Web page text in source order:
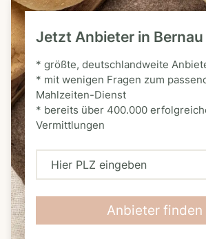
Jetzt Anbieter in
* größte, deutschlandweite
* mit wenigen Fragen zum
Mahlzeiten-Dienst
* bereits über 400.000
Vermittlungen
H
Anbieter finden